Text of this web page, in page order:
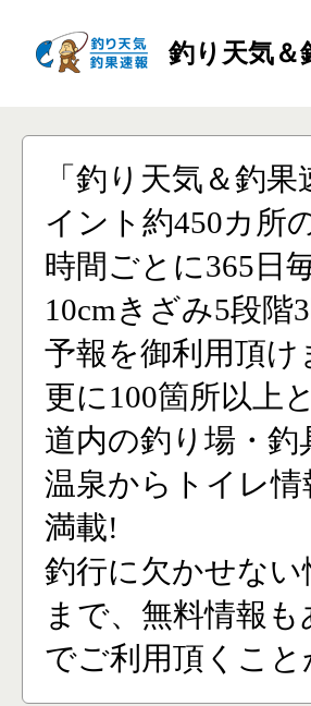
釣り天気＆
「釣り天気＆釣
イント約450カ所
時間ごとに365日
10cmきざみ5段階
予報を御利用頂け
更に100箇所以上
道内の釣り場・
温泉からトイレ
満載!
釣行に欠かせな
まで、無料情報
でご利用頂くこ